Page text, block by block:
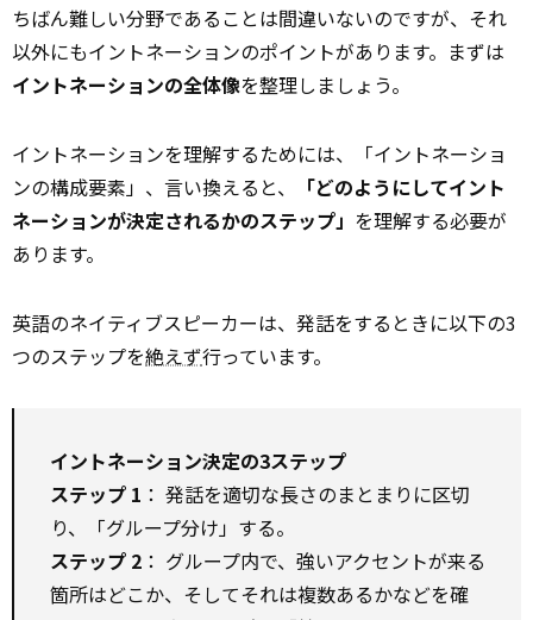
ちばん難しい分野であることは間違いないのですが、それ
以外にもイントネーションのポイントがあります。まずは
イントネーションの全体像を整理しましょう。
イントネーションを理解するためには、「イントネーショ
ンの構成要素」、言い換えると、
「どのようにしてイント
ネーションが決定されるかのステップ」 を理解する必要が
あります。
英語のネイティブスピーカーは、発話をするときに以下の3
つのステップを絶えず行っています。
イントネーション決定の3ステップ
ステップ 1 ： 発話を適切な長さのまとまりに区切
り、「グループ分け」する。
ステップ 2 ： グループ内で、強いアクセントが来る
箇所はどこか、そしてそれは複数あるかなどを確